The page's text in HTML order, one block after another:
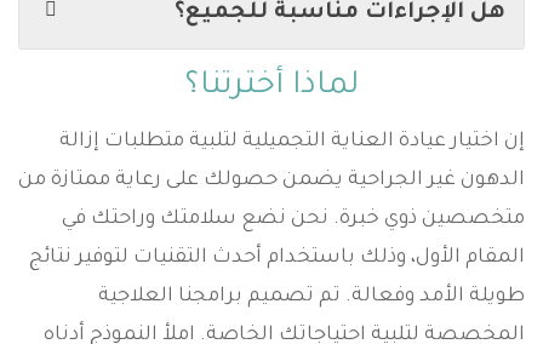
هل الإجراءات مناسبة للجميع؟
لماذا أخترتنا؟
إن اختيار عيادة العناية التجميلية لتلبية متطلبات إزالة
الدهون غير الجراحية يضمن حصولك على رعاية ممتازة من
متخصصين ذوي خبرة. نحن نضع سلامتك وراحتك في
المقام الأول، وذلك باستخدام أحدث التقنيات لتوفير نتائج
طويلة الأمد وفعالة. تم تصميم برامجنا العلاجية
المخصصة لتلبية احتياجاتك الخاصة. املأ النموذج أدناه